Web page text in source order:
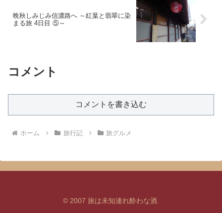
晩秋しみじみ信濃路へ ～紅葉と翡翠に染
まる旅 4日目 ⑤～
コメント
コメントを書き込む
ホーム 旅行記 旅グルメ
© 2007 旅は未知連れ酔わな酒.